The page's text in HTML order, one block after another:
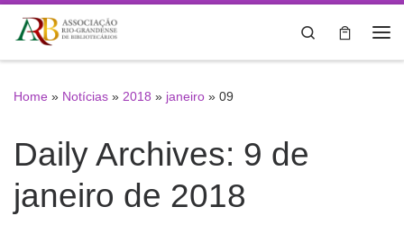
Skip to content
Search
Home » Notícias » 2018 » janeiro » 09
Daily Archives: 9 de
janeiro de 2018